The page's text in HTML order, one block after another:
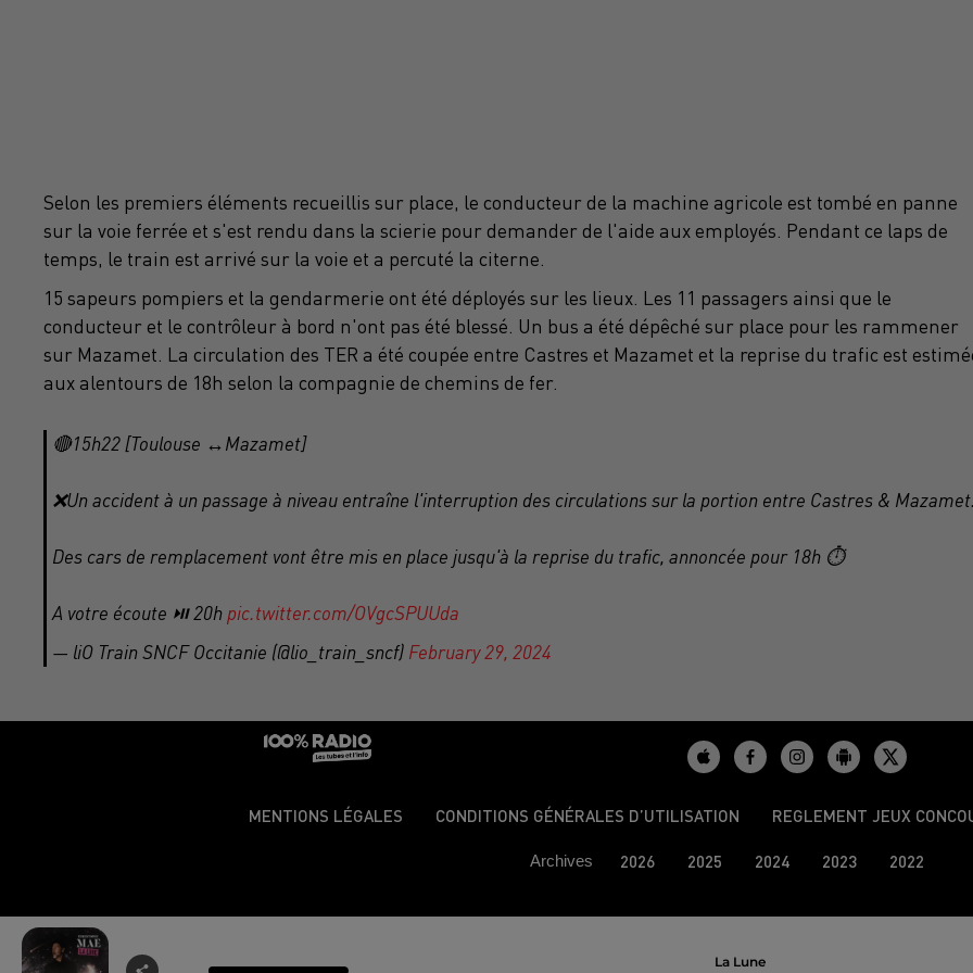
Selon les premiers éléments recueillis sur place, le conducteur de la machine agricole est tombé en panne
sur la voie ferrée et s'est rendu dans la scierie pour demander de l'aide aux employés. Pendant ce laps de
temps, le train est arrivé sur la voie et a percuté la citerne.
15 sapeurs pompiers et la gendarmerie ont été déployés sur les lieux. Les 11 passagers ainsi que le
conducteur et le contrôleur à bord n'ont pas été blessé. Un bus a été dépêché sur place pour les rammener
sur Mazamet. La circulation des TER a été coupée entre Castres et Mazamet et la reprise du trafic est
aux alentours de 18h selon la compagnie de chemins de fer.
🔴15h22 [Toulouse ↔️Mazamet]
❌Un accident à un passage à niveau entraîne l'interruption des circulations sur la portion entre Castres &
Des cars de remplacement vont être mis en place jusqu'à la reprise du trafic, annoncée pour 18h ⏱️
A votre écoute ⏯️ 20h pic.twitter.com/OVgcSPUUda
— liO Train SNCF Occitanie (@lio_train_sncf) February 29, 2024
La Lune
MENTIONS LÉGALES CONDITIONS GÉNÉRALES D’UTILISATION REGLEMENT JEUX
Archives 2026 2025 2024 2023 2022